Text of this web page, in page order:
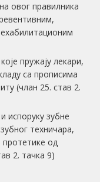
овог правилника
пружају лекари,
са прописима
(члан 25. став 2.
испоруку зубне
техничара,
протетике од
2. тачка 9)